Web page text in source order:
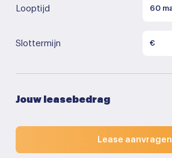
Looptijd
Slottermijn €
Jouw leasebedrag
Lease aanvragen